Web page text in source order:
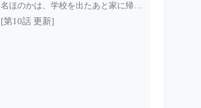
名ほのかは、学校を出たあと家に帰ら
なかった。普段なら遅くなる時は必ず
連絡を入れる娘。だがその夜、何度電
[第10話 更新]